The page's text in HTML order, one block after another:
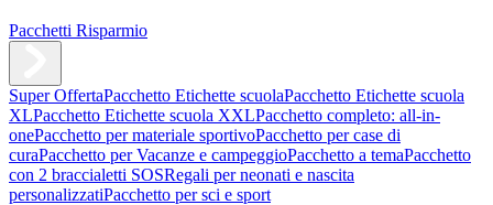
Pacchetti Risparmio
Super OffertaPacchetto Etichette scuolaPacchetto Etichette scuola
XLPacchetto Etichette scuola XXLPacchetto completo: all-in-
onePacchetto per materiale sportivoPacchetto per case di
curaPacchetto per Vacanze e campeggioPacchetto a temaPacchetto
con 2 braccialetti SOSRegali per neonati e nascita
personalizzatiPacchetto per sci e sport